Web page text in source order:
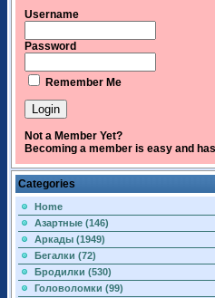
Username
Password
Remember Me
Not a Member Yet?
Becoming a member is easy and
Categories
Home
Азартные (146)
Аркады (1949)
Бегалки (72)
Бродилки (530)
Головоломки (99)